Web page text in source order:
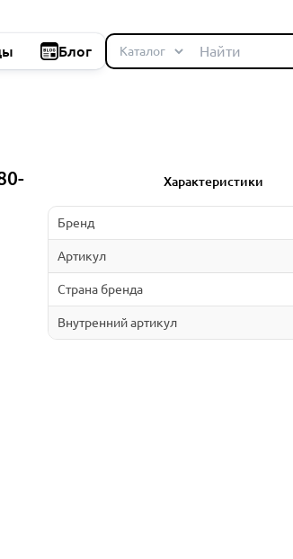
Блог
Характеристики
Бренд
Артикул
Страна бренда
Внутренний артикул